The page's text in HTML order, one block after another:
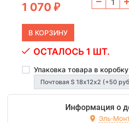
1 070 ₽
ОСТАЛОСЬ 1 ШТ.
Упаковка товара в коробку
Информация о
Эль-